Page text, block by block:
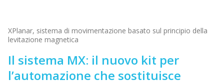
XPlanar, sistema di movimentazione basato sul principio della
levitazione magnetica
Il sistema MX: il nuovo kit per
l’automazione che sostituisce